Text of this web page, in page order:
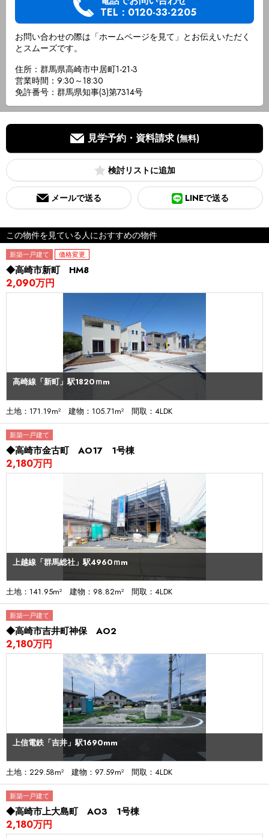
TEL：0120-33-2205
お問い合わせの際は「ホームページを見て」とお伝えいただく
とスムーズです。
住所：群馬県高崎市中居町1-21-3
営業時間：9:30～18:30
免許番号：群馬県知事(3)第7314号
見学予約・資料請求 (無料)
検討リスト
メールで送る LINEで送る
この物件を見ている人におすすめの物件
新築一戸建て 価格変更
◆高崎市新町 HM8
2,090万円
高崎線「新町」駅1820ｍm
土地：171.19m² 建物：105.71m² 間取：4LDK
新築一戸建て
◆高崎市金古町 AO17 1号棟
2,180万円
上越線「群馬総社」駅4960ｍm
土地：141.95m² 建物：98.82m² 間取：4LDK
新築一戸建て
◆高崎市吉井町神保 AO2
2,180万円
上信電鉄「吉井」駅1690mm
土地：229.58m² 建物：97.59m² 間取：4LDK
新築一戸建て
◆高崎市上大島町 AO3 1号棟
2,180万円